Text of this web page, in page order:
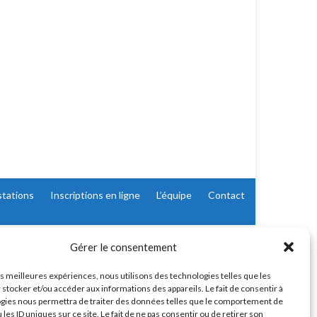
Gérer le consentement
meilleures expériences, nous utilisons des technologies telles que les
et/ou accéder aux informations des appareils. Le fait de consentir à
nous permettra de traiter des données telles que le comportement de
les ID uniques sur ce site. Le fait de ne pas consentir ou de retirer son
Inscriptions en ligne L’équipe Contact